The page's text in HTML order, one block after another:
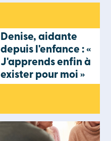
Denise, aidante
depuis l'enfance : «
J'apprends enfin à
exister pour moi »